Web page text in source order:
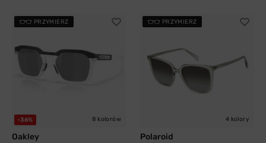
PRZYMIERZ
-36% 8 kolorów
Oakley
PRZYMIERZ
4 kolory
Polaroid